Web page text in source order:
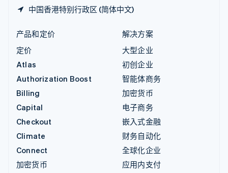
中国香港特别行政区 (简体中文)
产品和定价
定价
Atlas
Authorization Boost
Billing
Capital
Checkout
Climate
Connect
加密货币
解决方案
大型企业
初创企业
智能体商务
加密货币
电子商务
嵌入式金融
财务自动化
全球化企业
应用内支付